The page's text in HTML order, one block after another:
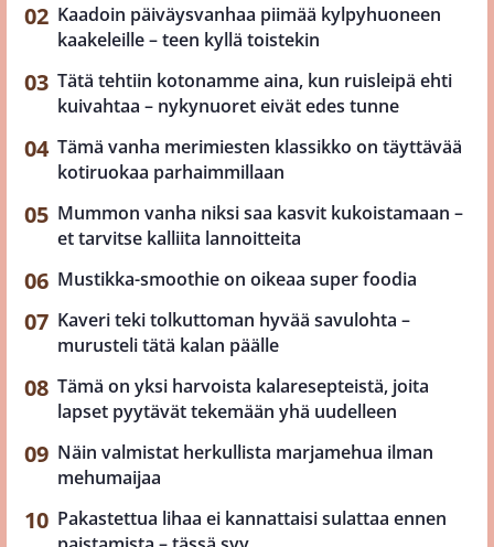
Kaadoin päiväysvanhaa piimää kylpyhuoneen
kaakeleille – teen kyllä toistekin
Tätä tehtiin kotonamme aina, kun ruisleipä ehti
kuivahtaa – nykynuoret eivät edes tunne
Tämä vanha merimiesten klassikko on täyttävää
kotiruokaa parhaimmillaan
Mummon vanha niksi saa kasvit kukoistamaan –
et tarvitse kalliita lannoitteita
Mustikka-smoothie on oikeaa super foodia
Kaveri teki tolkuttoman hyvää savulohta –
murusteli tätä kalan päälle
Tämä on yksi harvoista kalaresepteistä, joita
lapset pyytävät tekemään yhä uudelleen
Näin valmistat herkullista marjamehua ilman
mehumaijaa
Pakastettua lihaa ei kannattaisi sulattaa ennen